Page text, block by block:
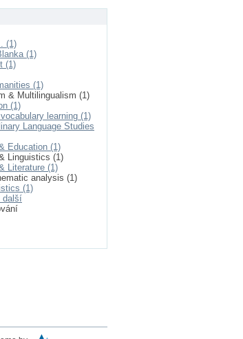
(1)
(1)
(1)
(1)
& Multilingualism (1)
(1)
learning (1)
Language Studies
Education (1)
Linguistics (1)
Literature (1)
analysis (1)
(1)
další